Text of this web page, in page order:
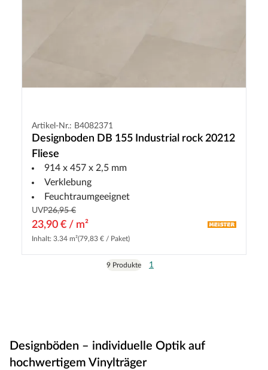
Artikel-Nr.: B4082371
Designboden DB 155 Industrial rock 20212
Fliese
914 x 457 x 2,5 mm
Verklebung
Feuchtraumgeeignet
UVP26,95 €
23,90 € / m²
Inhalt: 3.34 m²(79,83 € / Paket)
9 Produkte 1
Designböden – individuelle Optik auf
hochwertigem Vinylträger